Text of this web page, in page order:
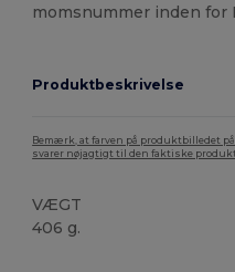
momsnummer inden for
Produktbeskrivelse
Bemærk, at farven på produktbilledet
svarer nøjagtigt til den faktiske
VÆGT
406 g.